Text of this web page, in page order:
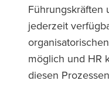
Führungskräften
jederzeit
möglich und HR
diesen